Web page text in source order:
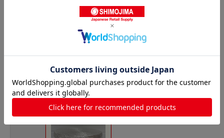
PPロープ（ビニール紐）の人気商品との比較